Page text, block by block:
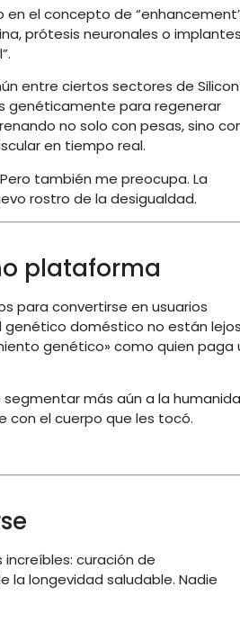
en el concepto de
prótesis neuronales o
entre ciertos sectores de Silicon
genéticamente para regenerar
no solo con pesas, sino
en tiempo real.
también me preocupa. La
rostro de la desigualdad.
plataforma
para convertirse en usuarios
genético doméstico no están
genético» como quien paga
más aún a la
con el cuerpo que les tocó.
curación de
la longevidad saludable. Nadie